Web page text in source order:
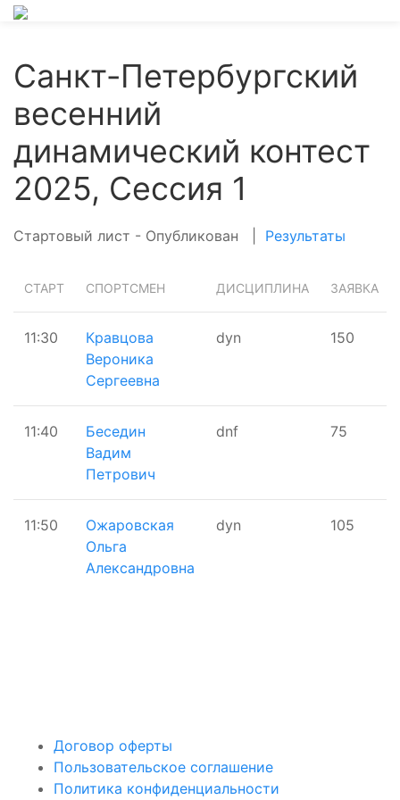
Санкт-Петербургский
весенний
динамический контест
2025, Сессия 1
Стартовый лист - Опубликован Результаты
СТАРТ СПОРТСМЕН ДИСЦИПЛИНА ЗАЯВКА
11:30
Кравцова
Вероника
Сергеевна
dyn 150
11:40
Беседин
Вадим
Петрович
dnf 75
11:50
Ожаровская
Ольга
Александровна
dyn 105
Договор оферты
Пользовательское соглашение
Политика конфиденциальности